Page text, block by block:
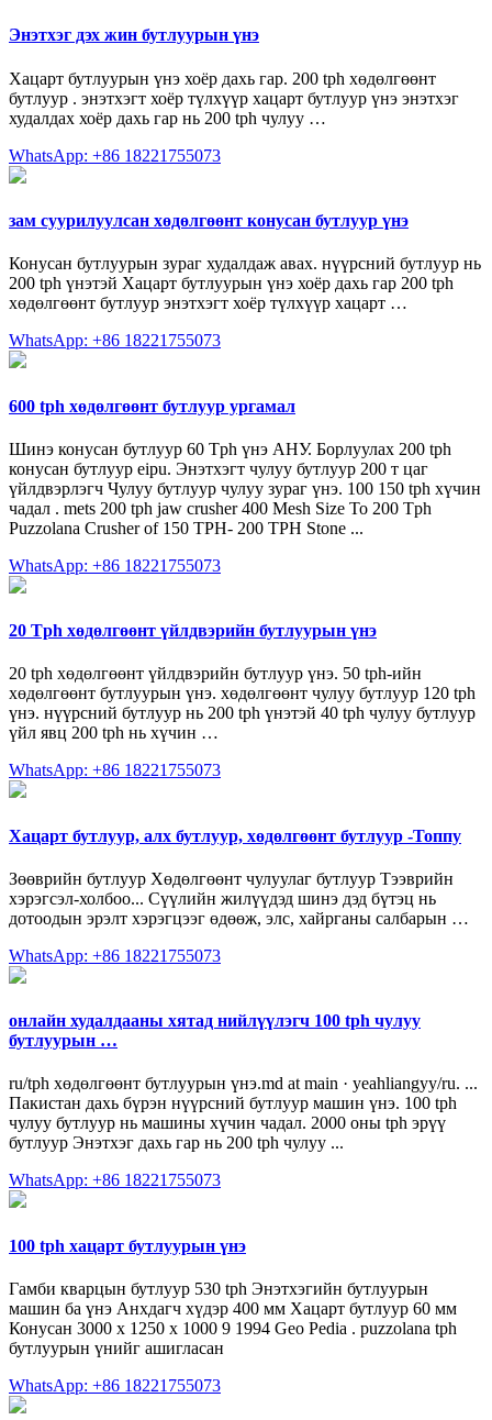
Энэтхэг дэх жин бутлуурын үнэ
Хацарт бутлуурын үнэ хоёр дахь гар. 200 tph хөдөлгөөнт
бутлуур . энэтхэгт хоёр түлхүүр хацарт бутлуур үнэ энэтхэг
худалдах хоёр дахь гар нь 200 tph чулуу …
WhatsApp: +86 18221755073
зам суурилуулсан хөдөлгөөнт конусан бутлуур үнэ
Конусан бутлуурын зураг худалдаж авах. нүүрсний бутлуур нь
200 tph үнэтэй Хацарт бутлуурын үнэ хоёр дахь гар 200 tph
хөдөлгөөнт бутлуур энэтхэгт хоёр түлхүүр хацарт …
WhatsApp: +86 18221755073
600 tph хөдөлгөөнт бутлуур ургамал
Шинэ конусан бутлуур 60 Tph үнэ АНУ. Борлуулах 200 tph
конусан бутлуур eipu. Энэтхэгт чулуу бутлуур 200 т цаг
үйлдвэрлэгч Чулуу бутлуур чулуу зураг үнэ. 100 150 tph хүчин
чадал . mets 200 tph jaw crusher 400 Mesh Size To 200 Tph
Puzzolana Crusher of 150 TPH- 200 TPH Stone ...
WhatsApp: +86 18221755073
20 Tph хөдөлгөөнт үйлдвэрийн бутлуурын үнэ
20 tph хөдөлгөөнт үйлдвэрийн бутлуур үнэ. 50 tph-ийн
хөдөлгөөнт бутлуурын үнэ. хөдөлгөөнт чулуу бутлуур 120 tph
үнэ. нүүрсний бутлуур нь 200 tph үнэтэй 40 tph чулуу бутлуур
үйл явц 200 tph нь хүчин …
WhatsApp: +86 18221755073
Хацарт бутлуур, алх бутлуур, хөдөлгөөнт бутлуур -Топпу
Зөөврийн бутлуур Хөдөлгөөнт чулуулаг бутлуур Тээврийн
хэрэгсэл-холбоо... Сүүлийн жилүүдэд шинэ дэд бүтэц нь
дотоодын эрэлт хэрэгцээг өдөөж, элс, хайрганы салбарын …
WhatsApp: +86 18221755073
онлайн худалдааны хятад нийлүүлэгч 100 tph чулуу
бутлуурын …
ru/tph хөдөлгөөнт бутлуурын үнэ.md at main · yeahliangyy/ru. ...
Пакистан дахь бүрэн нүүрсний бутлуур машин үнэ. 100 tph
чулуу бутлуур нь машины хүчин чадал. 2000 оны tph эрүү
бутлуур Энэтхэг дахь гар нь 200 tph чулуу ...
WhatsApp: +86 18221755073
100 tph хацарт бутлуурын үнэ
Гамби кварцын бутлуур 530 tph Энэтхэгийн бутлуурын
машин ба үнэ Анхдагч хүдэр 400 мм Хацарт бутлуур 60 мм
Конусан 3000 х 1250 х 1000 9 1994 Geo Pedia . puzzolana tph
бутлуурын үнийг ашигласан
WhatsApp: +86 18221755073